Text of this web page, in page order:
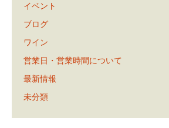
イベント
ブログ
ワイン
営業日・営業時間について
最新情報
未分類